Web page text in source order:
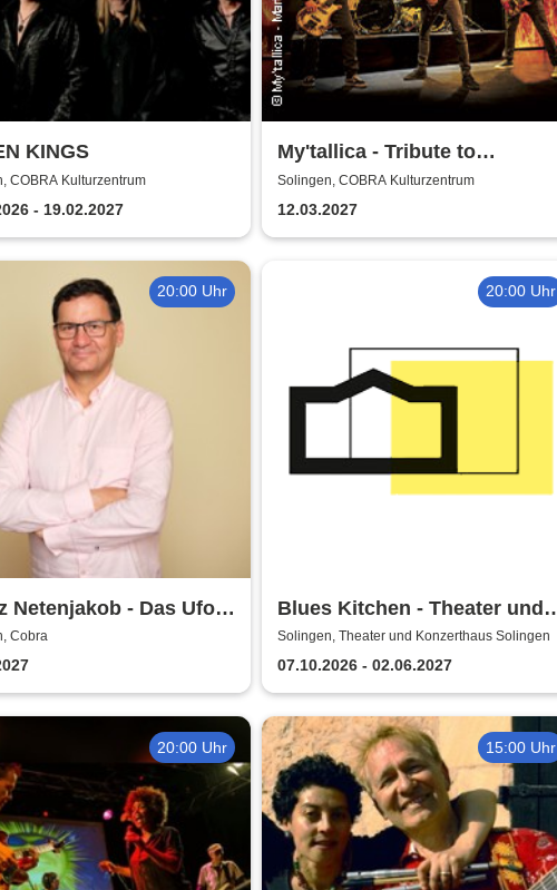
KINGS
COBRA Kulturzentrum
- 19.02.2027
My'tallica - Tribute to
Metallica
Solingen, COBRA Kulturzentrum
12.03.2027
20:00 Uhr
Netenjakob - Das Ufo
Cobra
20:00 Uhr
Blues Kitchen - Theater und
Orchester Heidelberg
Solingen, Theater und Konzerthaus Solingen
07.10.2026 - 02.06.2027
20:00 Uhr 15:00 Uhr